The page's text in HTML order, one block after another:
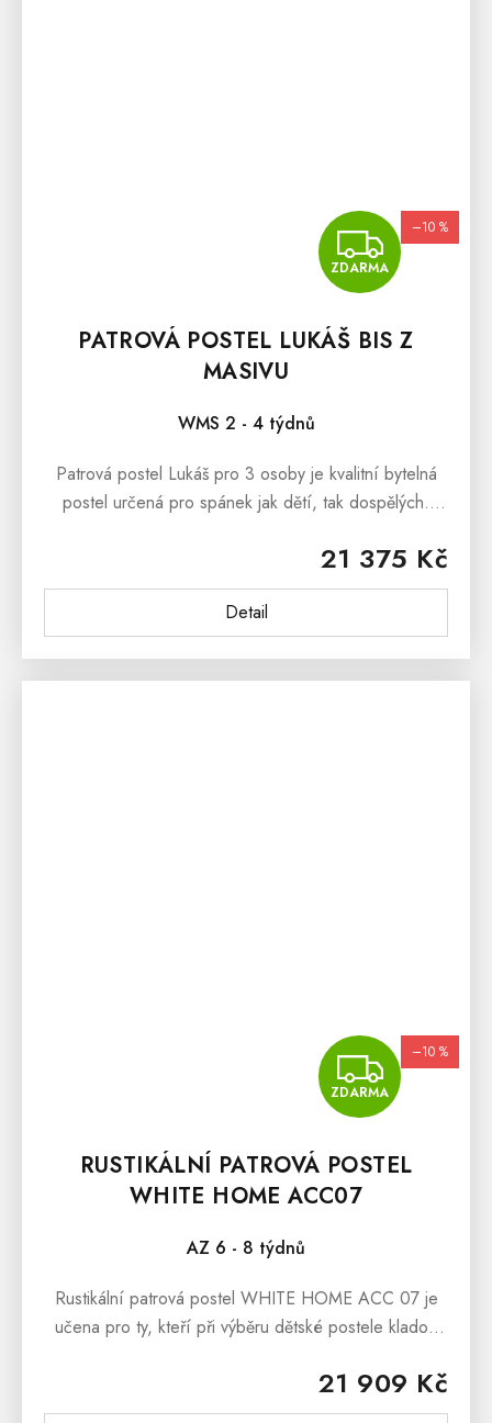
ZDARMA
–10 %
PATROVÁ POSTEL LUKÁŠ BIS Z
MASIVU
WMS 2 - 4 týdnů
21 375 Kč
Detail
Patrová postel Lukáš pro 3 osoby je kvalitní bytelná
postel určená pro spánek jak dětí, tak dospělých.
spojuje se pomocí...
ZDARMA
–10 %
RUSTIKÁLNÍ PATROVÁ POSTEL
WHITE HOME ACC07
AZ 6 - 8 týdnů
21 909 Kč
Rustikální patrová postel WHITE HOME ACC 07 je
učena pro ty, kteří při výběru dětské postele kladou
Rustikální postel WHITE...